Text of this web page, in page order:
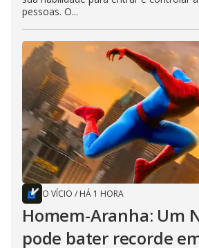
pessoas. O...
O VÍCIO / HÁ 1 HORA
Homem-Aranha: Um
pode bater recorde